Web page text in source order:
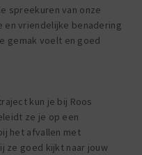
spreekuren van onze
en vriendelijke benadering
gemak voelt en goed
kun je bij Roos
ze je op een
het afvallen met
ze goed kijkt naar jouw